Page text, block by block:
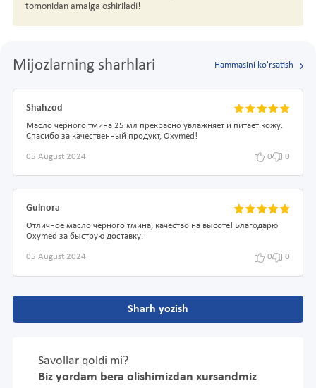
tomonidan amalga oshiriladi!
Mijozlarning sharhlari Hammasini ko'rsatish
Shahzod
Масло черного тмина 25 мл прекрасно увлажняет и питает кожу.
Спасибо за качественный продукт, Oxymed!
05 August 2024 0 0
Gulnora
Отличное масло черного тмина, качество на высоте! Благодарю
Oxymed за быструю доставку.
05 August 2024 0 0
Sharh yozish
Savollar qoldi mi?
Biz yordam bera olishimizdan xursandmiz